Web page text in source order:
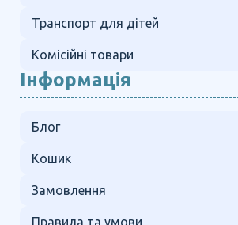
Транспорт для дітей
Комісійні товари
Інформація
Блог
Кошик
Замовлення
Правила та умови